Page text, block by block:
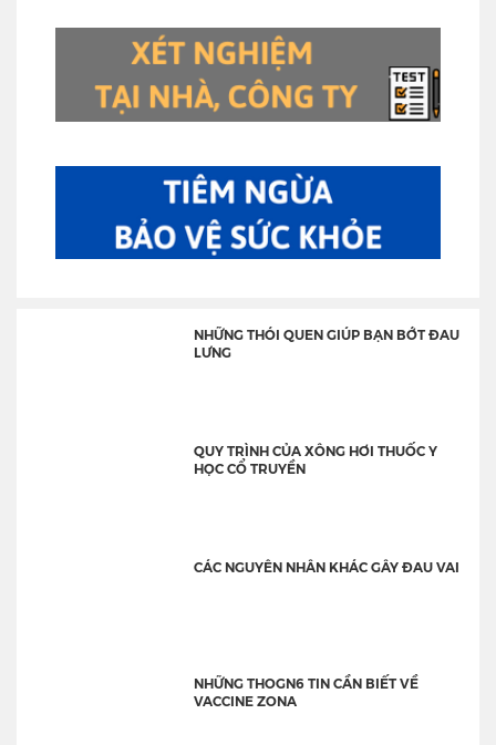
NHỮNG THÓI QUEN GIÚP BẠN BỚT ĐAU
LƯNG
QUY TRÌNH CỦA XÔNG HƠI THUỐC Y
HỌC CỔ TRUYỀN
CÁC NGUYÊN NHÂN KHÁC GÂY ĐAU VAI
NHỮNG THOGN6 TIN CẦN BIẾT VỀ
VACCINE ZONA